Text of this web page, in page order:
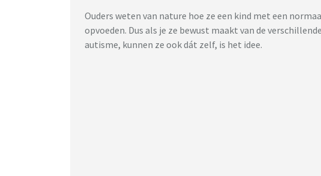
Ouders weten van nature hoe ze een kind met een
opvoeden. Dus als je ze bewust maakt van de
autisme, kunnen ze ook dát zelf, is het idee.